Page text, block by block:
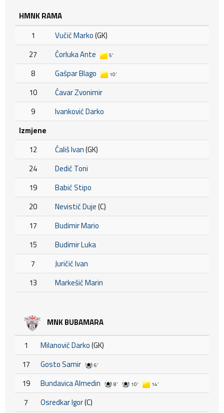
HMNK RAMA
1
Vučić Marko(GK)
27
Ćorluka Ante 5'
8 Gašpar Blago 10'
10
Ćavar Zvonimir
9
Ivanković Darko
Izmjene
12
Ćališ Ivan(GK)
24
Dedić Toni
19
Babić Stipo
20
Nevistić Duje(C)
17
Budimir Mario
15
Budimir Luka
7
Juričić Ivan
13
Markešić Marin
MNK BUBAMARA
1 Milanović Darko(GK)
17
Gosto Samir 6'
19 Bundavica Almedin 8' 10' 14'
7 Osredkar Igor(C)